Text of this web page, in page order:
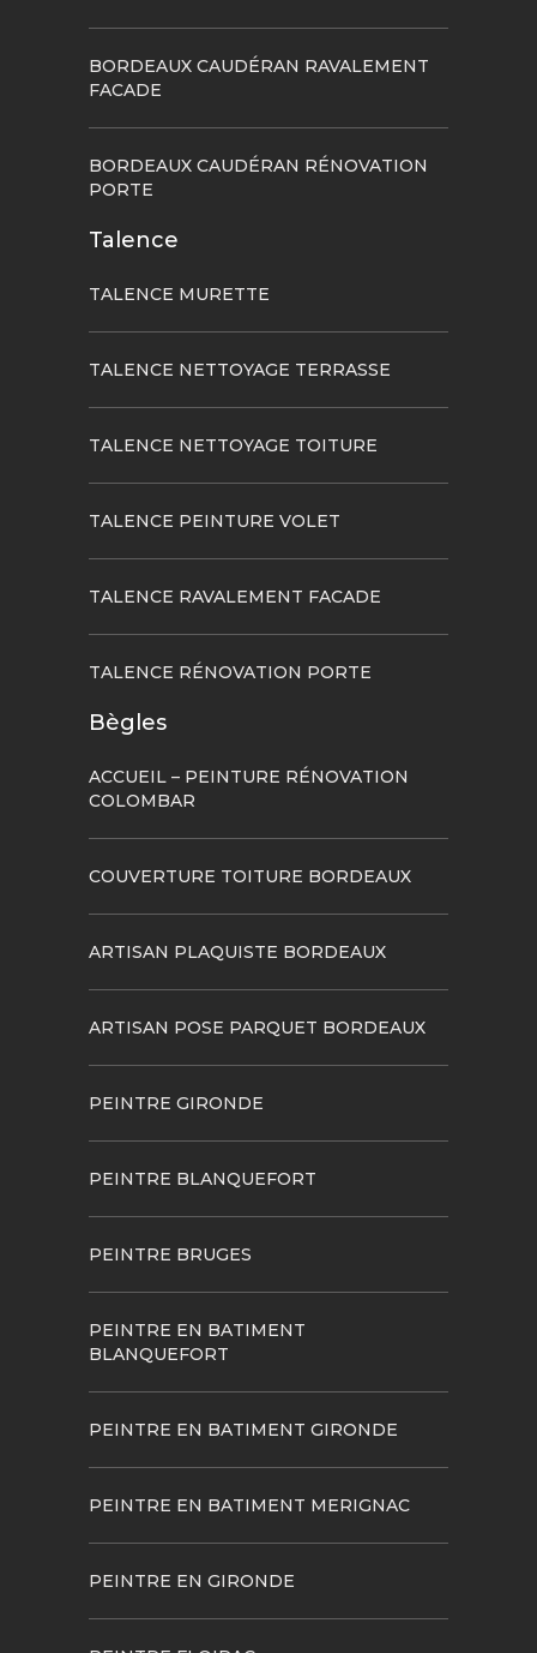
BORDEAUX CAUDÉRAN RAVALEMENT
FACADE
BORDEAUX CAUDÉRAN RÉNOVATION
PORTE
Talence
TALENCE MURETTE
TALENCE NETTOYAGE TERRASSE
TALENCE NETTOYAGE TOITURE
TALENCE PEINTURE VOLET
TALENCE RAVALEMENT FACADE
TALENCE RÉNOVATION PORTE
Bègles
ACCUEIL – PEINTURE RÉNOVATION
COLOMBAR
COUVERTURE TOITURE BORDEAUX
ARTISAN PLAQUISTE BORDEAUX
ARTISAN POSE PARQUET BORDEAUX
PEINTRE GIRONDE
PEINTRE BLANQUEFORT
PEINTRE BRUGES
PEINTRE EN BATIMENT
BLANQUEFORT
PEINTRE EN BATIMENT GIRONDE
PEINTRE EN BATIMENT MERIGNAC
PEINTRE EN GIRONDE